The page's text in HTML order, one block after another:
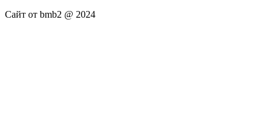
Сайт от bmb2 @ 2024